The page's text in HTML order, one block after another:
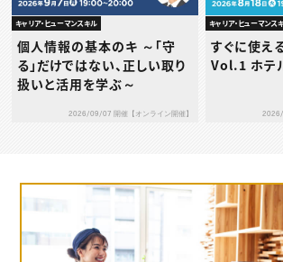
キャリア・ヒューマンスキル
個人情報の基本のキ ～「守
る」だけではない、正しい取り
扱いと活用を学ぶ～
2026/09/07 開催【オンライン開催】
キャリア・ヒューマンス
すぐに使え
Vol.1 ホテ
2026/